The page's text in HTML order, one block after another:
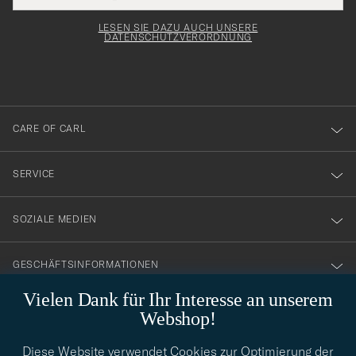
Vielen Dank für Ihr Interesse an unserem
Webshop!
Diese Website verwendet Cookies zur Optimierung der
Adresse
för
dig
till
vårt
nyhetsbrev!
LESEN SIE DAZU AUCH UNSERE
DATENSCHUTZVERORDNUNG
CARE OF CARL
SERVICE
SOZIALE MEDIEN
GESCHÄFTSINFORMATIONEN